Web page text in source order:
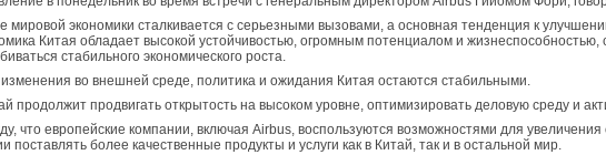
мировой экономики сталкивается с серьезными вызовами, а основная тенденция к
Китая обладает высокой устойчивостью, огромным потенциалом и жизнеспособностью,
стабильного экономического роста.
во внешней среде, политика и ожидания Китая остаются стабильными.
продолжит продвигать открытость на высоком уровне, оптимизировать деловую среду и
что европейские компании, включая Airbus, воспользуются возможностями для
поставлять более качественные продукты и услуги как в Китай, так и в остальной мир.